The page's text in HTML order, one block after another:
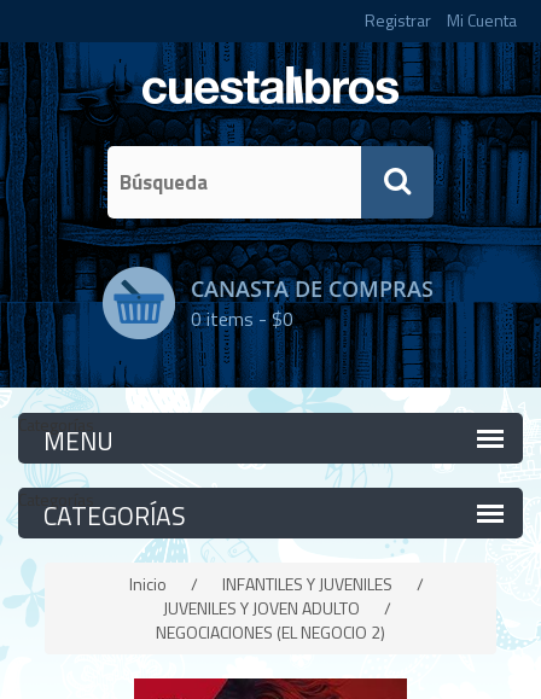
Registrar Mi Cuenta
CANASTA DE COMPRAS
0items -$0
Categorías
Categorías
Inicio / INFANTILES Y JUVENILES
/
JUVENILES Y JOVEN ADULTO
/
NEGOCIACIONES (EL NEGOCIO 2)